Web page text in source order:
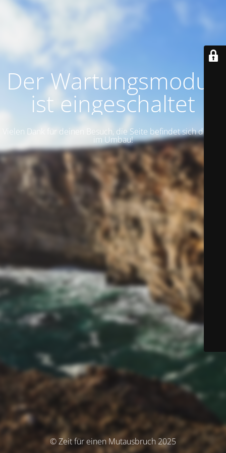
Der Wartungsmodus
ist eingeschaltet
Vielen Dank für deinen Besuch, die Seite befindet sich derzeit
im Umbau!
© Zeit für einen Mutausbruch 2025